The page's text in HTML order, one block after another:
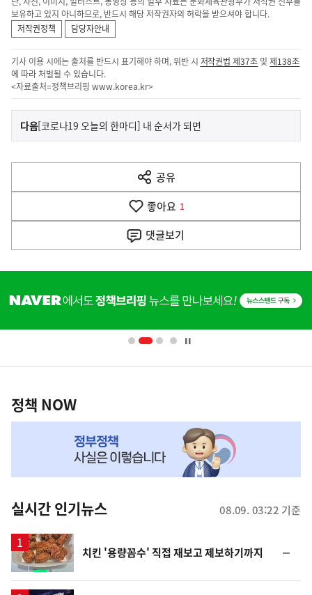
보유하고 있지 아니하므로, 반드시 해당 저작권자의 허락을 받으셔야 합니다.
저작권정책
담당자안내
기사 이용 시에는 출처를 반드시 표기해야 하며, 위반 시 저작권법 제37조 및제138조
에 따라 처벌될 수 있습니다.
<자료출처=정책브리핑 www.korea.kr>
이
전
다
음
다음기
[코로나19 오늘의 한마디] 내 순서가 되면
공유
열
기
좋아요 1
댓글보기
단
배
영
책
NOW,
뉴
스
정책 NOW
실시간 인기뉴스 08.09. 03:22 기준
치킨 '용량꼼수' 직접 재보고 제보하기까지
일